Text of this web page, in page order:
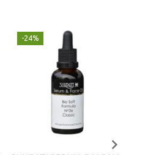
-24%